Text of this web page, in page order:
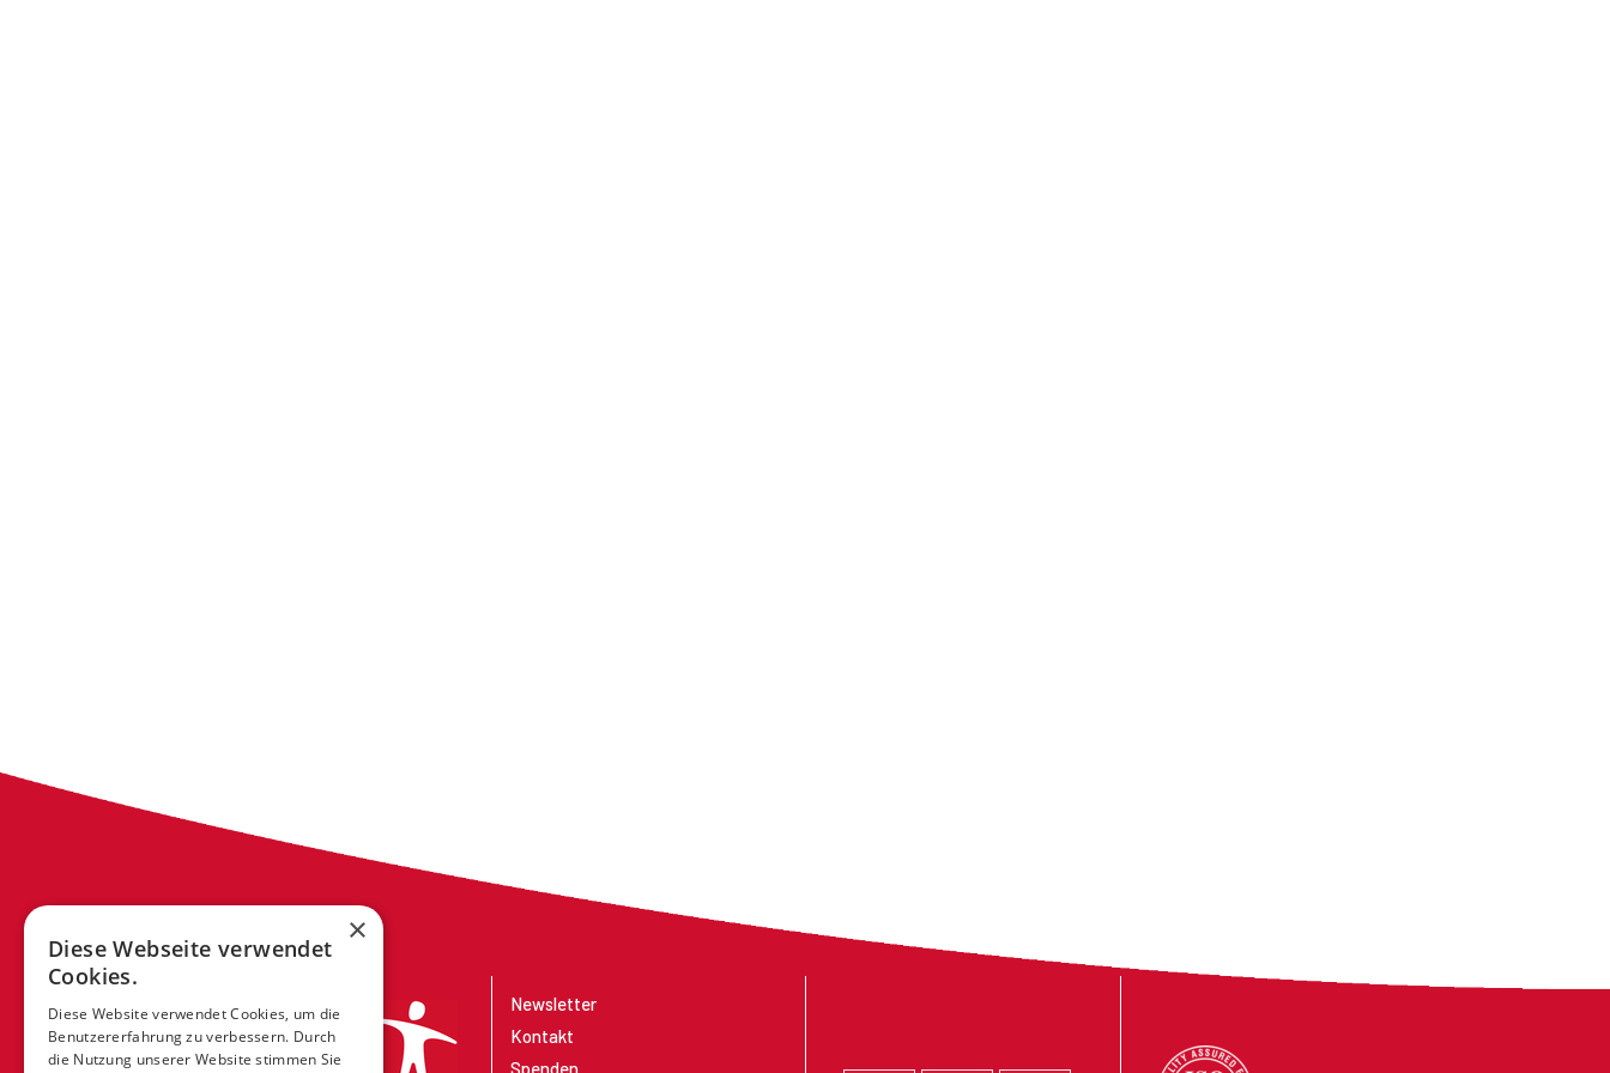
Newsletter
Kontakt
Spenden
×
Diese Webseite verwendet
Cookies.
Diese Website verwendet Cookies, um die
Benutzererfahrung zu verbessern. Durch
die Nutzung unserer Website stimmen Sie